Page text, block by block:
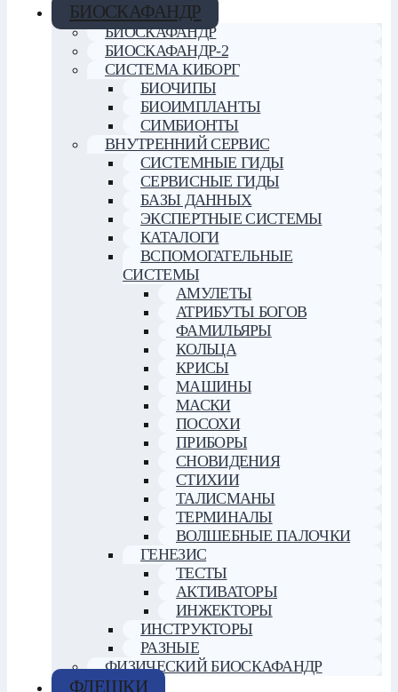
БИОСКАФАНДР
БИОСКАФАНДР
БИОСКАФАНДР-2
СИСТЕМА КИБОРГ
БИОЧИПЫ
БИОИМПЛАНТЫ
СИМБИОНТЫ
ВНУТРЕННИЙ СЕРВИС
СИСТЕМНЫЕ ГИДЫ
СЕРВИСНЫЕ ГИДЫ
БАЗЫ ДАННЫХ
ЭКСПЕРТНЫЕ СИСТЕМЫ
КАТАЛОГИ
ВСПОМОГАТЕЛЬНЫЕ
СИСТЕМЫ
АМУЛЕТЫ
АТРИБУТЫ БОГОВ
ФАМИЛЬЯРЫ
КОЛЬЦА
КРИСЫ
МАШИНЫ
МАСКИ
ПОСОХИ
ПРИБОРЫ
СНОВИДЕНИЯ
СТИХИИ
ТАЛИСМАНЫ
ТЕРМИНАЛЫ
ВОЛШЕБНЫЕ ПАЛОЧКИ
ГЕНЕЗИС
ТЕСТЫ
АКТИВАТОРЫ
ИНЖЕКТОРЫ
ИНСТРУКТОРЫ
РАЗНЫЕ
ФИЗИЧЕСКИЙ БИОСКАФАНДР
ФЛЕШКИ